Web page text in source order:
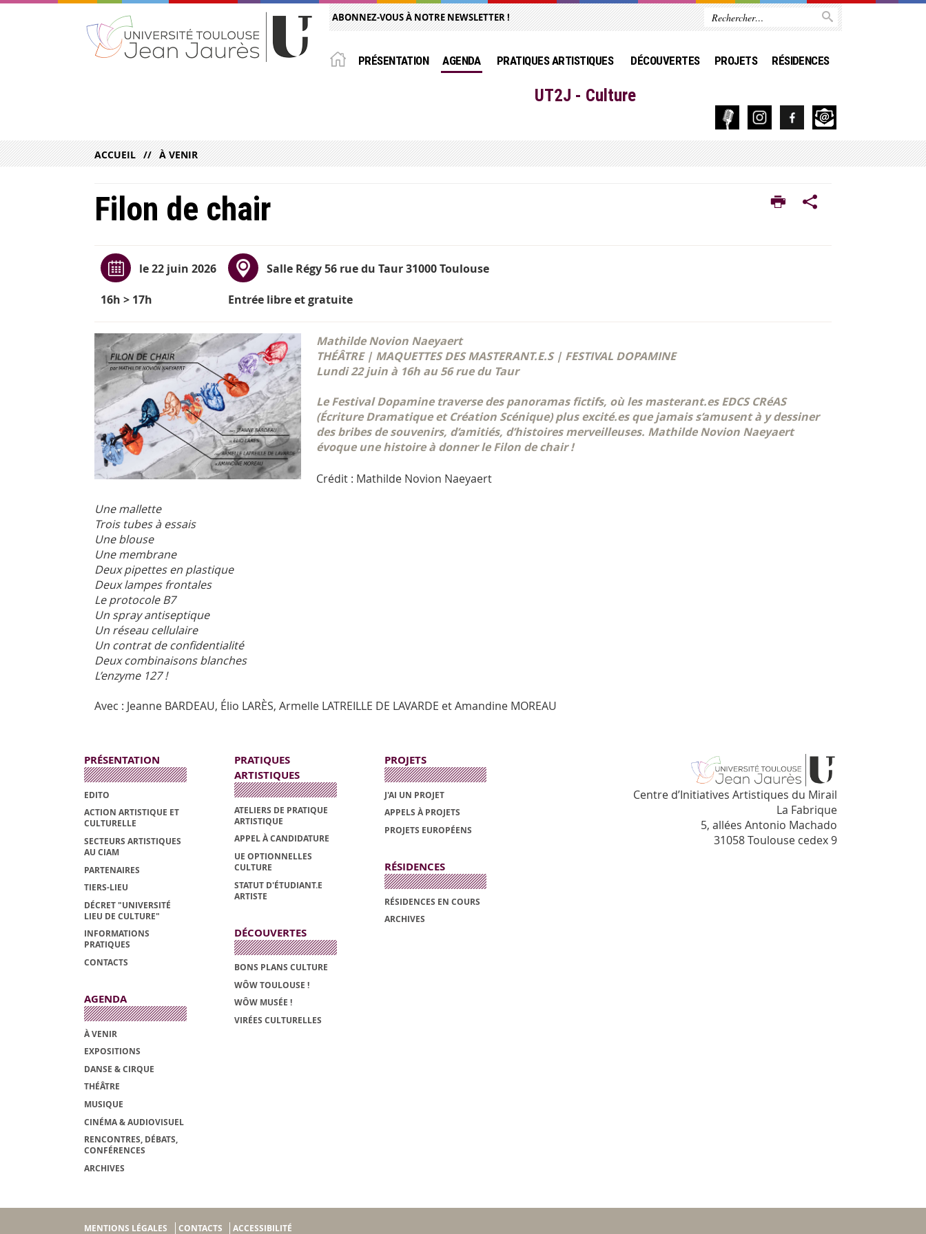
ABONNEZ-VOUS À NOTRE NEWSLETTER !
PRÉSENTATION AGENDA PRATIQUES ARTISTIQUES DÉCOUVERTES PROJETS RÉSIDENCES
UT2J - Culture
ACCUEIL À VENIR
Filon de chair
le 22 juin 2026
16h > 17h
Salle Régy 56 rue du Taur 31000 Toulouse
Entrée libre et gratuite
Mathilde Novion Naeyaert
THÉÂTRE | MAQUETTES DES MASTERANT.E.S | FESTIVAL DOPAMINE
Lundi 22 juin à 16h au 56 rue du Taur
Le Festival Dopamine traverse des panoramas fictifs, où les masterant.es EDCS CRéAS
(Écriture Dramatique et Création Scénique) plus excité.es que jamais s’amusent à y dessiner
des bribes de souvenirs, d’amitiés, d’histoires merveilleuses. Mathilde Novion Naeyaert
évoque une histoire à donner leFilon de chair!
Crédit : Mathilde Novion Naeyaert
Une mallette
Trois tubes à essais
Une blouse
Une membrane
Deux pipettes en plastique
Deux lampes frontales
Le protocole B7
Un spray antiseptique
Un réseau cellulaire
Un contrat de confidentialité
Deux combinaisons blanches
L’enzyme 127 !
Avec : Jeanne BARDEAU, Élio LARÈS, Armelle LATREILLE DE LAVARDE et Amandine MOREAU
PRÉSENTATION
EDITO
ACTION ARTISTIQUE ET
CULTURELLE
SECTEURS ARTISTIQUES
AU CIAM
PARTENAIRES
TIERS-LIEU
DÉCRET "UNIVERSITÉ
LIEU DE CULTURE"
INFORMATIONS
PRATIQUES
CONTACTS
AGENDA
À VENIR
EXPOSITIONS
DANSE & CIRQUE
THÉÂTRE
MUSIQUE
CINÉMA & AUDIOVISUEL
RENCONTRES, DÉBATS,
CONFÉRENCES
ARCHIVES
PRATIQUES
ARTISTIQUES
ATELIERS DE PRATIQUE
ARTISTIQUE
APPEL À CANDIDATURE
UE OPTIONNELLES
CULTURE
STATUT D'ÉTUDIANT.E
ARTISTE
DÉCOUVERTES
BONS PLANS CULTURE
WÔW TOULOUSE !
WÔW MUSÉE !
VIRÉES CULTURELLES
PROJETS
J'AI UN PROJET
APPELS À PROJETS
PROJETS EUROPÉENS
RÉSIDENCES
RÉSIDENCES EN COURS
ARCHIVES
Centre d’Initiatives Artistiques du Mirail
La Fabrique
5, allées Antonio Machado
31058 Toulouse cedex 9
MENTIONS LÉGALES CONTACTS ACCESSIBILITÉ